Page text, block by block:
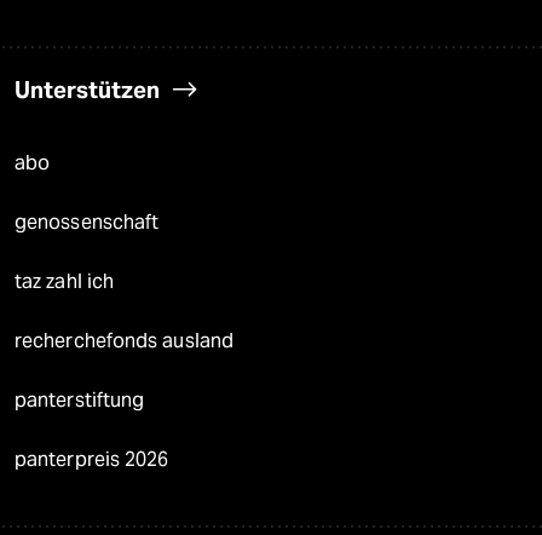
Unterstützen
abo
genossenschaft
taz zahl ich
recherchefonds ausland
panterstiftung
panterpreis 2026